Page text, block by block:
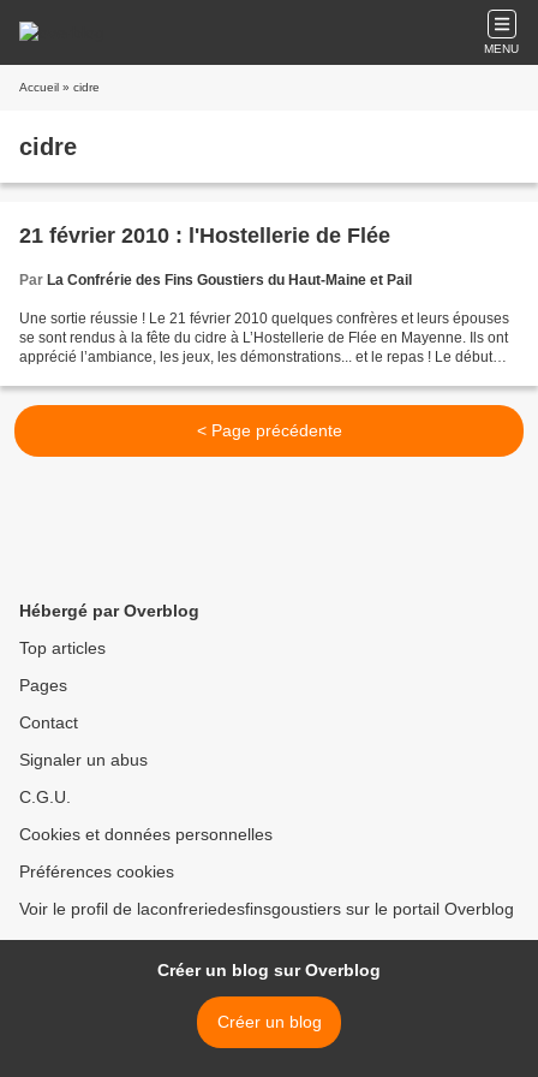
MENU
Accueil » cidre
cidre
21 février 2010 : l'Hostellerie de Flée
Par La Confrérie des Fins Goustiers du Haut-Maine et Pail
Une sortie réussie ! Le 21 février 2010 quelques confrères et leurs épouses
se sont rendus à la fête du cidre à L’Hostellerie de Flée en Mayenne. Ils ont
apprécié l’ambiance, les jeux, les démonstrations... et le repas ! Le début
< Page précédente
Hébergé par Overblog
Top articles
Pages
Contact
Signaler un abus
C.G.U.
Cookies et données personnelles
Préférences cookies
Voir le profil de laconfreriedesfinsgoustiers sur le portail Overblog
Créer un blog sur Overblog
Créer un blog